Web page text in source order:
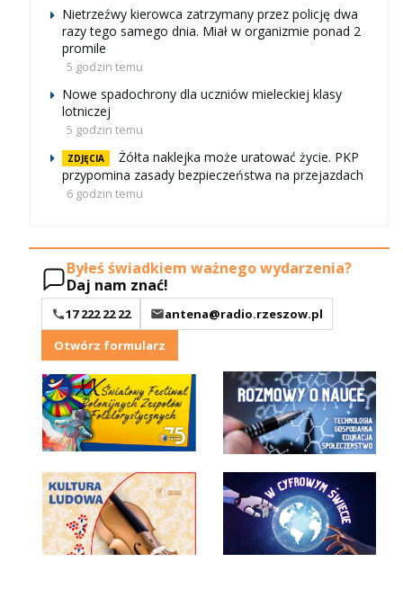
Nietrzeźwy kierowca zatrzymany przez policję dwa
razy tego samego dnia. Miał w organizmie ponad 2
promile
5 godzin temu
Nowe spadochrony dla uczniów mieleckiej klasy
lotniczej
5 godzin temu
ZDJĘCIA
Żółta naklejka może uratować życie. PKP
przypomina zasady bezpieczeństwa na przejazdach
6 godzin temu
Byłeś świadkiem ważnego wydarzenia?
Daj nam znać!
17 222 22 22
antena@radio.rzeszow.pl
Otwórz formularz